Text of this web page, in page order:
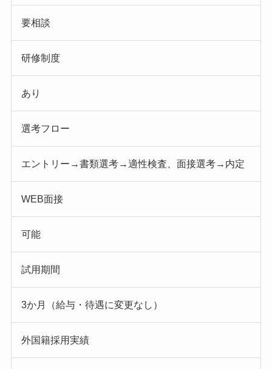
要相談
研修制度
あり
選考フロー
エントリー→書類選考→適性検査、面接選考→内定
WEB面接
可能
試用期間
3か月（給与・待遇に変更なし）
外国籍採用実績